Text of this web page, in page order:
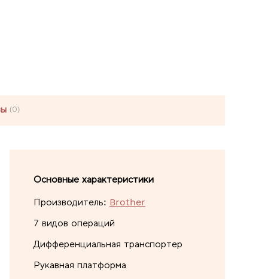
(0)
Основные характеристики
Производитель: Brother
7 видов операций
Дифференциальная транспортер
Рукавная платформа